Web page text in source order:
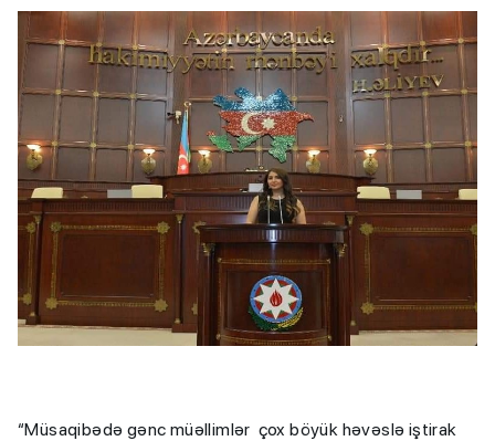
“Müsaqibədə gənc müəllimlər çox böyük həvəslə iştirak